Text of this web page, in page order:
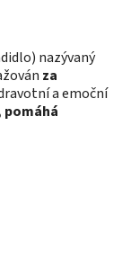
nazývaný
za
a emoční